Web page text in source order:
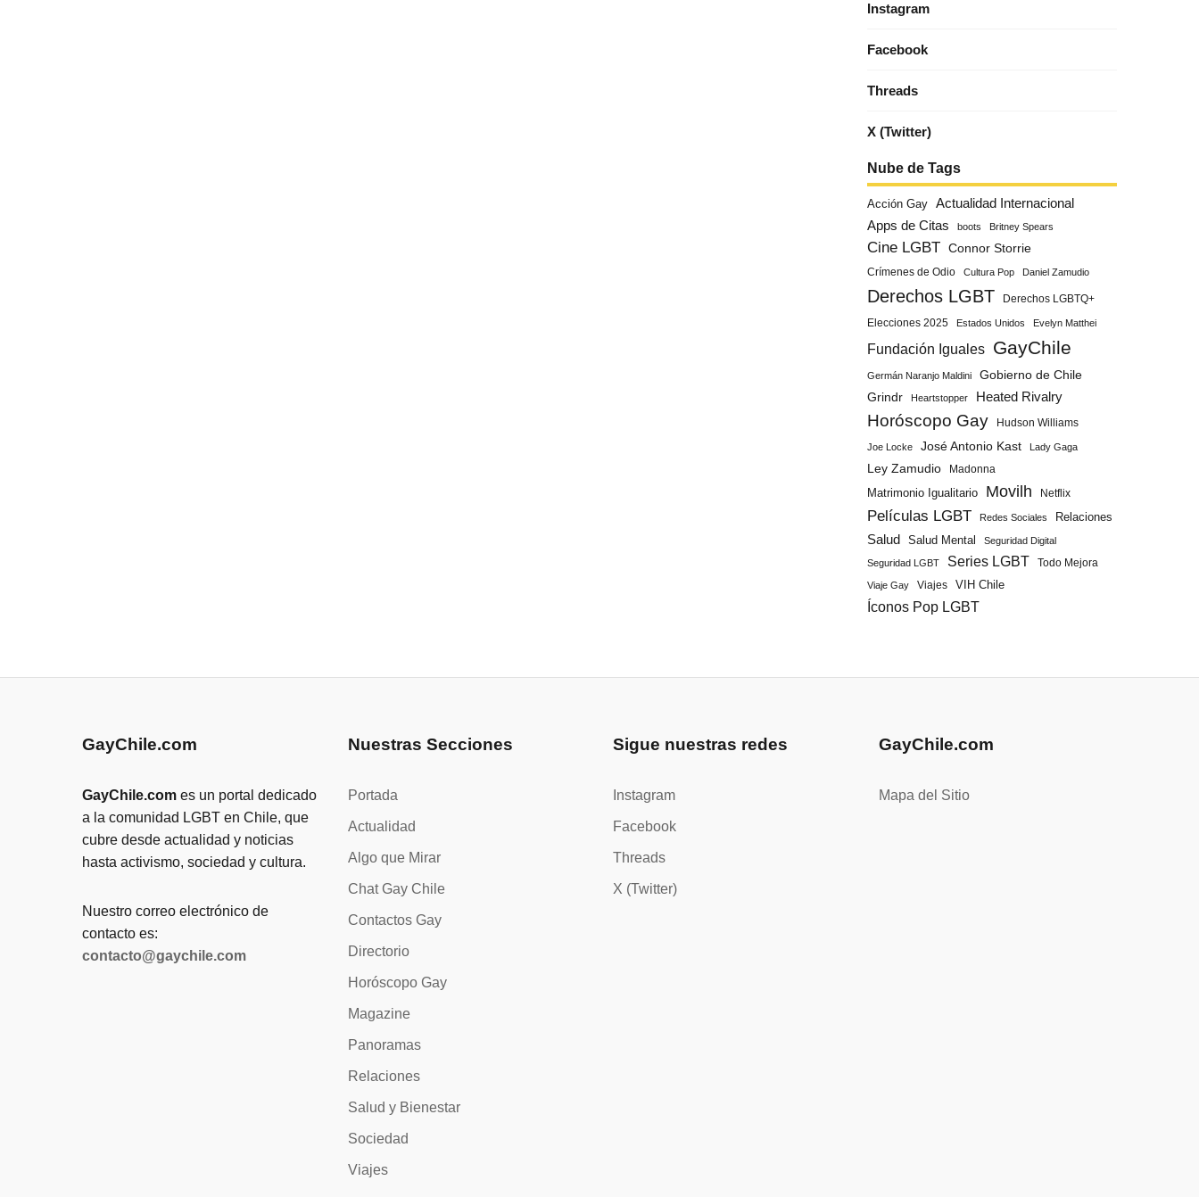
Instagram
Facebook
Threads
X (Twitter)
Nube de Tags
Acción Gay
Actualidad Internacional
Apps de Citas
boots Britney Spears
Cine LGBT Connor Storrie
Crímenes de Odio Cultura Pop Daniel Zamudio
Derechos LGBT
Derechos LGBTQ+
Elecciones 2025
Estados Unidos Evelyn Matthei
Fundación Iguales GayChile
Germán Naranjo Maldini
Gobierno de Chile
Grindr
Heartstopper Heated Rivalry
Horóscopo Gay Hudson Williams
Joe Locke José Antonio Kast Lady Gaga
Ley Zamudio Madonna
Matrimonio Igualitario Movilh Netflix
Películas LGBT Redes Sociales Relaciones
Salud Salud Mental Seguridad Digital
Seguridad LGBT Series LGBT Todo Mejora
Viaje Gay Viajes VIH Chile
Íconos Pop LGBT
GayChile.com
GayChile.com es un portal dedicado
a la comunidad LGBT en Chile, que
cubre desde actualidad y noticias
hasta activismo, sociedad y cultura.
Nuestro correo electrónico de
contacto es:
contacto@gaychile.com
Nuestras Secciones
Portada
Actualidad
Algo que Mirar
Chat Gay Chile
Contactos Gay
Directorio
Horóscopo Gay
Magazine
Panoramas
Relaciones
Salud y Bienestar
Sociedad
Viajes
Sigue nuestras redes
Instagram
Facebook
Threads
X (Twitter)
GayChile.com
Mapa del Sitio